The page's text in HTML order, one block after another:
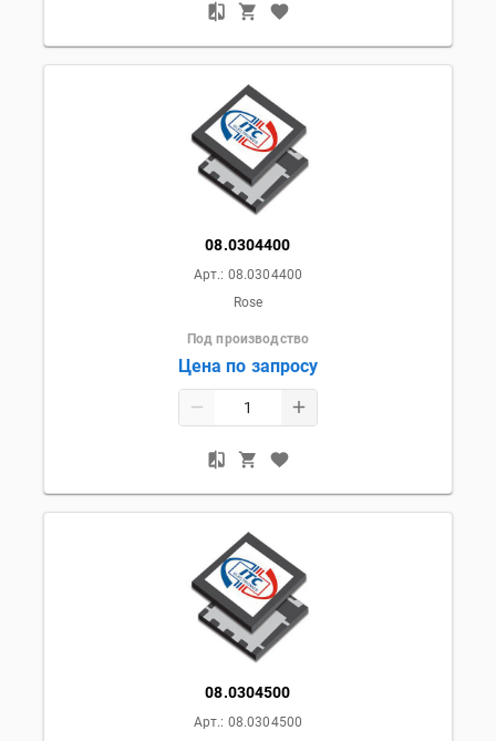
08.0304400
Арт.: 08.0304400
Rose
Под производство
Цена по запросу
08.0304500
Арт.: 08.0304500